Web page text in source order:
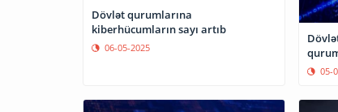
Dövlət qurumlarına
kiberhücumların sayı artıb
06-05-2025
05-